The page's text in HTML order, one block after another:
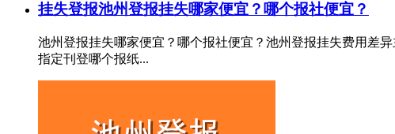
挂失登报池州登报挂失哪家便宜？哪个报社便宜？
池州登报挂失哪家便宜？哪个报社便宜？池州登报挂失费用差
指定刊登哪个报纸...